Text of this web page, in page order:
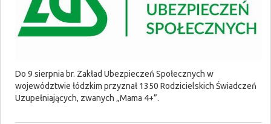
Do 9 sierpnia br. Zakład Ubezpieczeń Społecznych w
województwie łódzkim przyznał 1350 Rodzicielskich Świadczeń
Uzupełniających, zwanych „Mama 4+”.